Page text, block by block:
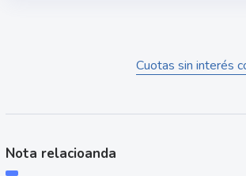
Cuotas sin interés
Nota relacioanda